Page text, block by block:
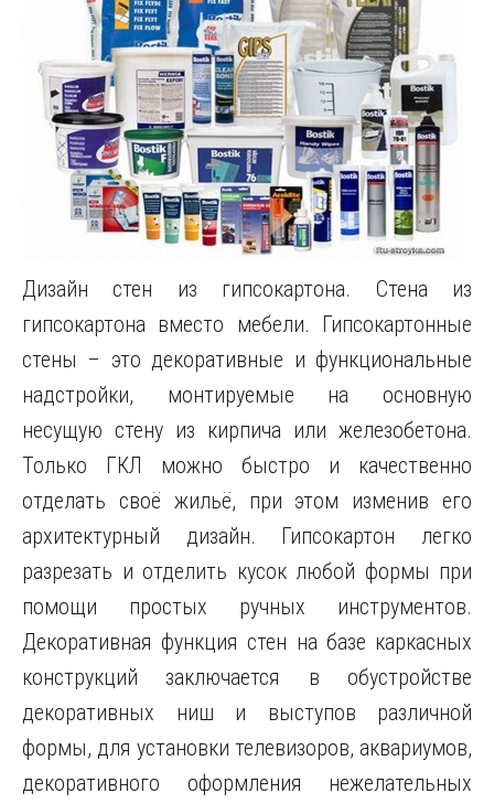
Дизайн стен из гипсокартона. Стена из
гипсокартона вместо мебели. Гипсокартонные
стены – это декоративные и функциональные
надстройки, монтируемые на основную
несущую стену из кирпича или железобетона.
Только ГКЛ можно быстро и качественно
отделать своё жильё, при этом изменив его
архитектурный дизайн. Гипсокартон легко
разрезать и отделить кусок любой формы при
помощи простых ручных инструментов.
Декоративная функция стен на базе каркасных
конструкций заключается в обустройстве
декоративных ниш и выступов различной
формы, для установки телевизоров, аквариумов,
декоративного оформления нежелательных